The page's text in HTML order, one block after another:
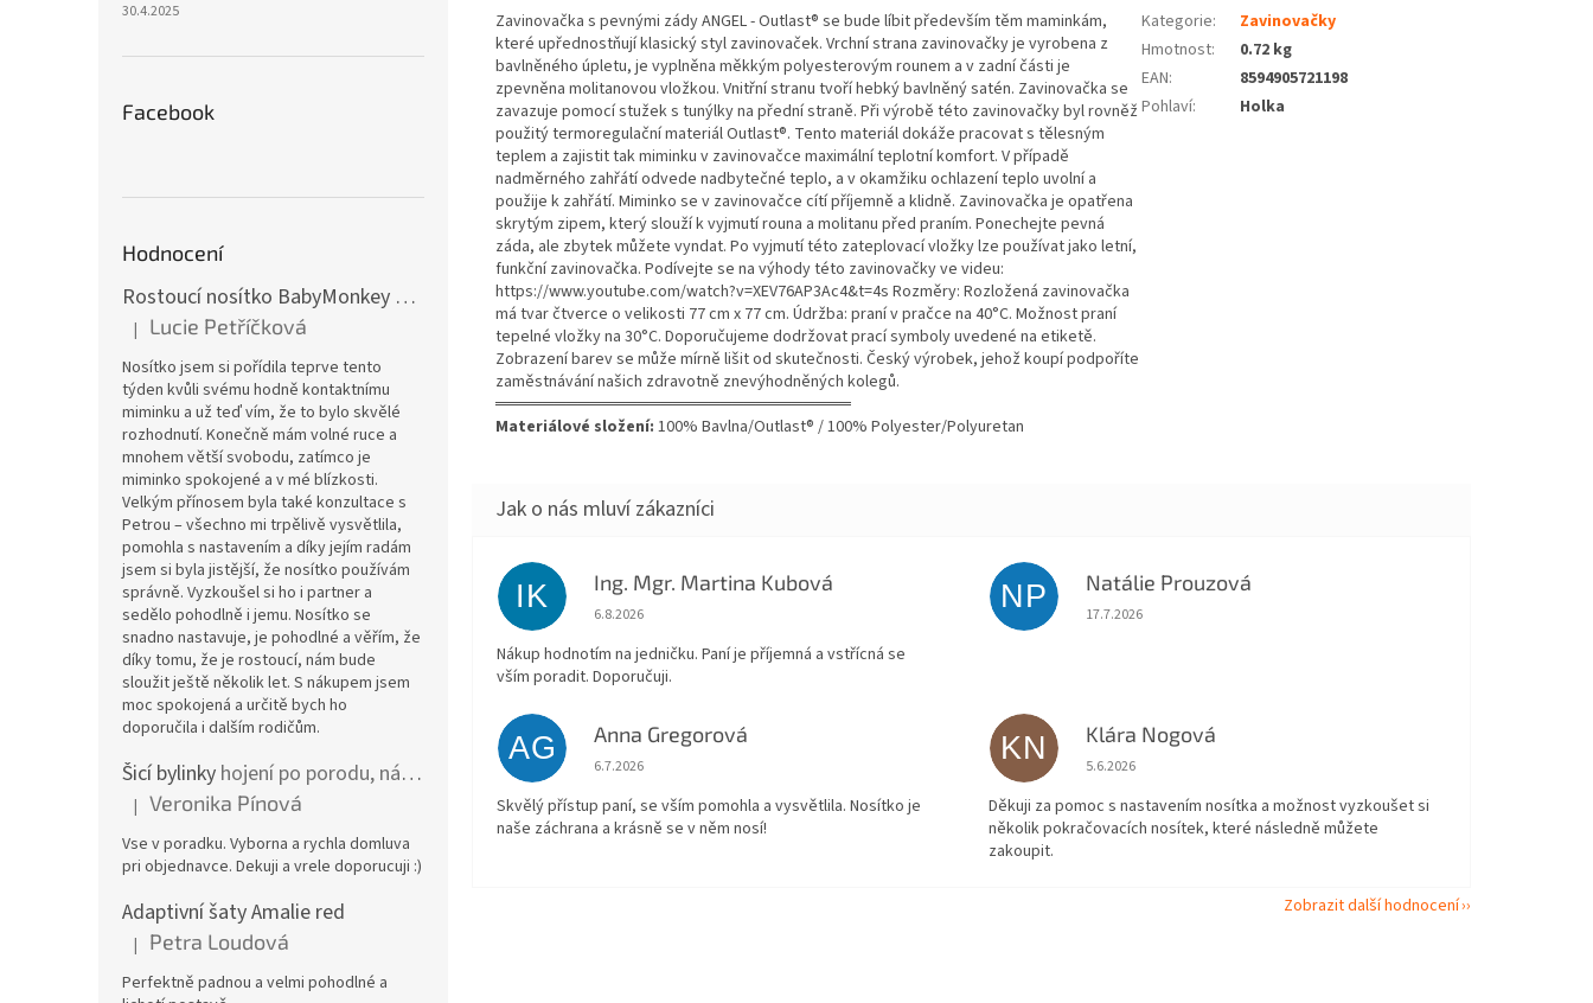
30.4.2025
Facebook
Hodnocení
Rostoucí nosítko BabyMonkey Original Essential - khaki zelené
Hodnocení produktu je 5 z 5 hvězdiček.
| Lucie Petříčková
Nosítko jsem si pořídila teprve tento
týden kvůli svému hodně kontaktnímu
miminku a už teď vím, že to bylo skvělé
rozhodnutí. Konečně mám volné ruce a
mnohem větší svobodu, zatímco je
miminko spokojené a v mé blízkosti.
Velkým přínosem byla také konzultace s
Petrou – všechno mi trpělivě vysvětlila,
pomohla s nastavením a díky jejím radám
jsem si byla jistější, že nosítko používám
správně. Vyzkoušel si ho i partner a
sedělo pohodlně i jemu. Nosítko se
snadno nastavuje, je pohodlné a věřím, že
díky tomu, že je rostoucí, nám bude
sloužit ještě několik let. S nákupem jsem
moc spokojená a určitě bych ho
doporučila i dalším rodičům.
Šicí bylinky hojení po porodu, nástřih a jizvy
Hodnocení produktu je 5 z 5 hvězdiček.
| Veronika Pínová
Vse v poradku. Vyborna a rychla domluva
pri objednavce. Dekuji a vrele doporucuji :)
Adaptivní šaty Amalie red
Hodnocení produktu je 5 z 5 hvězdiček.
| Petra Loudová
Perfektně padnou a velmi pohodlné a
Zavinovačka s pevnými zády ANGEL - Outlast® se bude líbit především těm maminkám,
které upřednostňují klasický styl zavinovaček. Vrchní strana zavinovačky je vyrobena z
bavlněného úpletu, je vyplněna měkkým polyesterovým rounem a v zadní části je
zpevněna molitanovou vložkou. Vnitřní stranu tvoří hebký bavlněný satén. Zavinovačka se
zavazuje pomocí stužek s tunýlky na přední straně. Při výrobě této zavinovačky byl rovněž
použitý termoregulační materiál Outlast®. Tento materiál dokáže pracovat s tělesným
teplem a zajistit tak miminku v zavinovačce maximální teplotní komfort. V případě
nadměrného zahřátí odvede nadbytečné teplo, a v okamžiku ochlazení teplo uvolní a
použije k zahřátí. Miminko se v zavinovačce cítí příjemně a klidně. Zavinovačka je opatřena
skrytým zipem, který slouží k vyjmutí rouna a molitanu před praním. Ponechejte pevná
záda, ale zbytek můžete vyndat. Po vyjmutí této zateplovací vložky lze používat jako letní,
funkční zavinovačka. Podívejte se na výhody této zavinovačky ve videu:
https://www.youtube.com/watch?v=XEV76AP3Ac4&t=4s Rozměry: Rozložená zavinovačka
má tvar čtverce o velikosti 77 cm x 77 cm. Údržba: praní v pračce na 40°C. Možnost praní
tepelné vložky na 30°C. Doporučujeme dodržovat prací symboly uvedené na etiketě.
Zobrazení barev se může mírně lišit od skutečnosti. Český výrobek, jehož koupí podpoříte
zaměstnávání našich zdravotně znevýhodněných kolegů.
══════════════════════════════
Materiálové složení: 100% Bavlna/Outlast® / 100% Polyester/Polyuretan
Kategorie:
Zavinovačky
Hmotnost:
0.72 kg
EAN:
8594905721198
Pohlaví: Holka
IK Ing. Mgr. Martina Kubová
Hodnocení obchodu je 5 z 5 hvězdiček.
6.8.2026
Nákup hodnotím na jedničku. Paní je příjemná a vstřícná se
vším poradit. Doporučuji.
NP Natálie Prouzová
Hodnocení obchodu je 5 z 5 hvězdiček.
17.7.2026
AG Anna Gregorová
Hodnocení obchodu je 5 z 5 hvězdiček.
6.7.2026
Skvělý přístup paní, se vším pomohla a vysvětlila. Nosítko je
naše záchrana a krásně se v něm nosí!
KN Klára Nogová
Hodnocení obchodu je 5 z 5 hvězdiček.
5.6.2026
Děkuji za pomoc s nastavením nosítka a možnost vyzkoušet si
několik pokračovacích nosítek, které následně můžete
zakoupit.
Zobrazit další hodnocení